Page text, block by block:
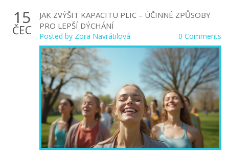
15
ČEC
JAK ZVÝŠIT KAPACITU PLIC – ÚČINNÉ ZPŮSOBY
PRO LEPŠÍ DÝCHÁNÍ
Posted by Zora Navrátilová 0 Comments